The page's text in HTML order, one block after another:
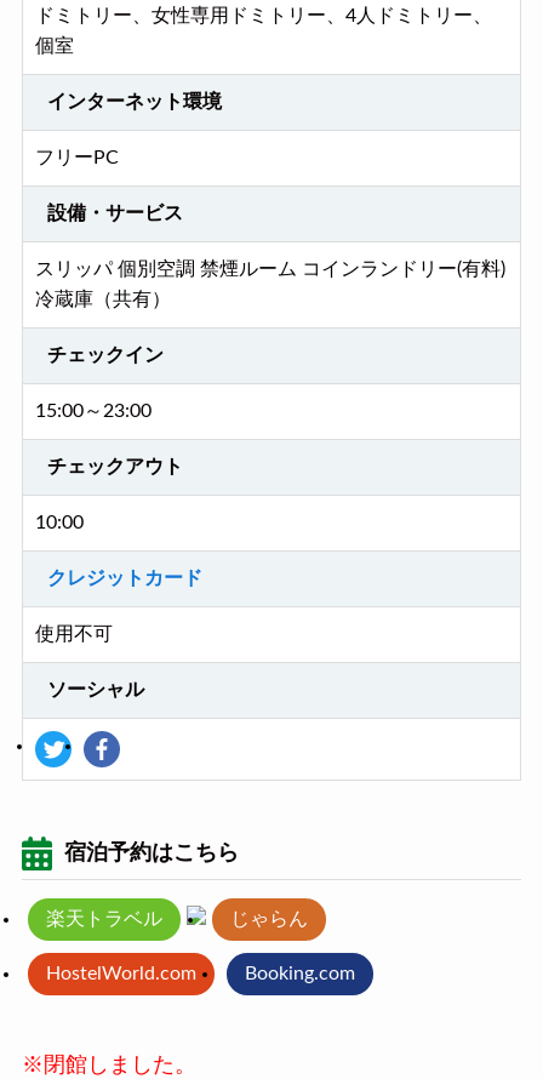
ドミトリー、女性専用ドミトリー、4人ドミトリー、
個室
インターネット環境
フリーPC
設備・サービス
スリッパ 個別空調 禁煙ルーム コインランドリー(有料)
冷蔵庫（共有）
チェックイン
15:00～23:00
チェックアウト
10:00
クレジットカード
使用不可
ソーシャル
宿泊予約はこちら
楽天トラベル じゃらん
HostelWorld.com Booking.com
※閉館しました。